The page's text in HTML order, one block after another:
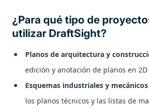
¿Para qué tipo de
utilizar DraftSight?
Planos de arquitectura y
edición y anotación de planos en
Esquemas industriales y mecánicos
los planos técnicos y las listas de